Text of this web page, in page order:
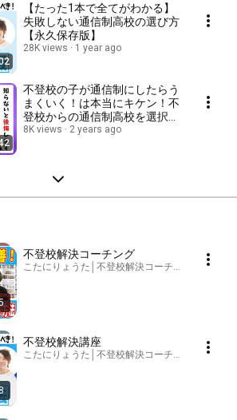
【たった1本で全てがわかる】
失敗しない通信制高校の選び方
【永久保存版】
28K views 1 year ago
不登校の子が通信制にしたらう
まくいく！は本当にキケン！不
登校からの通信制高校を選択す
るなら知っておくべき注意点・
8K views 2 years ago
不登校解決コーチング
こたにりょうた│不登校解決コーチ│通信制高校
不登校解決講座
こたにりょうた│不登校解決コーチ│通信制高校